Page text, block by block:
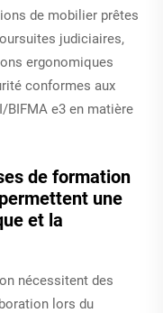
de mobilier prêtes
judiciaires,
ergonomiques
conformes aux
e3 en matière
de formation
une
et la
nécessitent des
lors du